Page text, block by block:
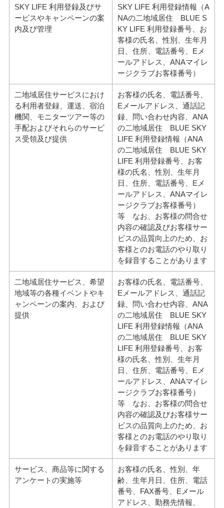
SKY LIFE 利用登録及びサ
ービスやキャンペーンの案
内及び管理
SKY LIFE 利用登録情報（A
NAの二地域居住 BLUE S
KY LIFE 利用登録番号、お
客様の氏名、性別、生年月
日、住所、電話番号、Eメ
ールアドレス、ANAマイレ
ージクラブお客様番号）
二地域居住サービスにおけ
る利用者登録、運送、宿泊
機関、モニターツアー等の
手配およびそれらのサービ
ス受領及び提供
お客様の氏名、電話番号、
Eメールアドレス、通話記
録、問い合わせ内容、ANA
の二地域居住 BLUE SKY
LIFE 利用登録情報（ANA
の二地域居住 BLUE SKY
LIFE 利用登録番号、お客
様の氏名、性別、生年月
日、住所、電話番号、Eメ
ールアドレス、ANAマイレ
ージクラブお客様番号）
等 なお、お客様の問合せ
内容の確認及びお客様サー
ビスの品質向上のため、お
客様とのお電話のやり取り
を録音することがあります
二地域居住サービス、希望
地域等の各種イベントやキ
ャンペーンの案内、および
提供
お客様の氏名、電話番号、
Eメールアドレス、通話記
録、問い合わせ内容、ANA
の二地域居住 BLUE SKY
LIFE 利用登録情報（ANA
の二地域居住 BLUE SKY
LIFE 利用登録番号、お客
様の氏名、性別、生年月
日、住所、電話番号、Eメ
ールアドレス、ANAマイレ
ージクラブお客様番号）
等 なお、お客様の問合せ
内容の確認及びお客様サー
ビスの品質向上のため、お
客様とのお電話のやり取り
を録音することがあります
サービス、商品等に関する
アンケートの実施等
お客様の氏名、性別、年
齢、生年月日、住所、電話
番号、FAX番号、Eメール
アドレス、勤務先情報、